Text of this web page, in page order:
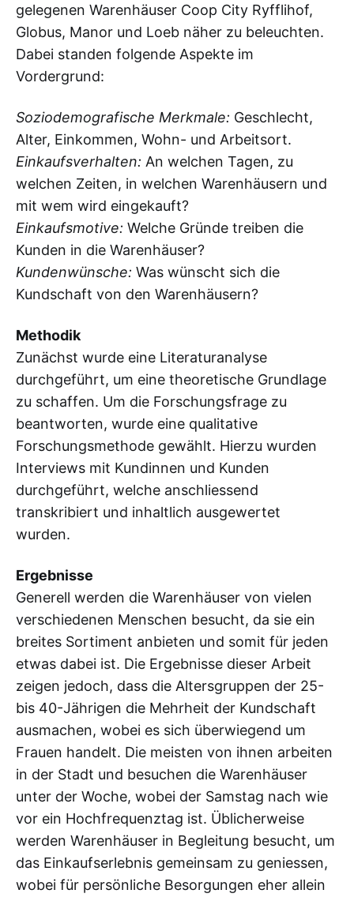
gelegenen Warenhäuser Coop City Ryfflihof,
Globus, Manor und Loeb näher zu beleuchten.
Dabei standen folgende Aspekte im
Vordergrund:
Soziodemografische Merkmale: Geschlecht,
Alter, Einkommen, Wohn- und Arbeitsort.
Einkaufsverhalten: An welchen Tagen, zu
welchen Zeiten, in welchen Warenhäusern und
mit wem wird eingekauft?
Einkaufsmotive: Welche Gründe treiben die
Kunden in die Warenhäuser?
Kundenwünsche: Was wünscht sich die
Kundschaft von den Warenhäusern?
Methodik
Zunächst wurde eine Literaturanalyse
durchgeführt, um eine theoretische Grundlage
zu schaffen. Um die Forschungsfrage zu
beantworten, wurde eine qualitative
Forschungsmethode gewählt. Hierzu wurden
Interviews mit Kundinnen und Kunden
durchgeführt, welche anschliessend
transkribiert und inhaltlich ausgewertet
wurden.
Ergebnisse
Generell werden die Warenhäuser von vielen
verschiedenen Menschen besucht, da sie ein
breites Sortiment anbieten und somit für jeden
etwas dabei ist. Die Ergebnisse dieser Arbeit
zeigen jedoch, dass die Altersgruppen der 25-
bis 40-Jährigen die Mehrheit der Kundschaft
ausmachen, wobei es sich überwiegend um
Frauen handelt. Die meisten von ihnen arbeiten
in der Stadt und besuchen die Warenhäuser
unter der Woche, wobei der Samstag nach wie
vor ein Hochfrequenztag ist. Üblicherweise
werden Warenhäuser in Begleitung besucht, um
das Einkaufserlebnis gemeinsam zu geniessen,
wobei für persönliche Besorgungen eher allein